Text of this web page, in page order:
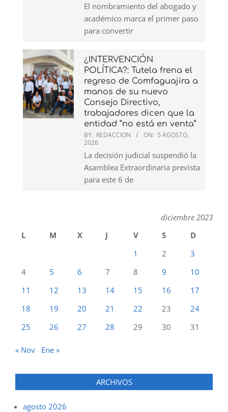
El nombramiento del abogado y
académico marca el primer paso
para convertir
¿INTERVENCIÓN
POLÍTICA?: Tutela frena el
regreso de Comfaguajira a
manos de su nuevo
Consejo Directivo,
trabajadores dicen que la
entidad “no está en venta”
BY: REDACCION ON: 5 AGOSTO,
2026
La decisión judicial suspendió la
Asamblea Extraordinaria prevista
para este 6 de
diciembre 2023
L
M X J V S
D
1
2
3
4
5 6 7 8 9
10
11
12 13 14 15 16
17
18
19 20 21 22 23
24
25
26 27 28 29 30 31
« Nov Ene »
ARCHIVOS
agosto 2026